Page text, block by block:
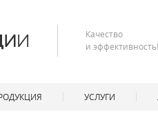
Качество
и эффективность!
УСЛУГИ